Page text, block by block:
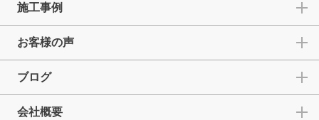
施工事例
お客様の声
ブログ
会社概要